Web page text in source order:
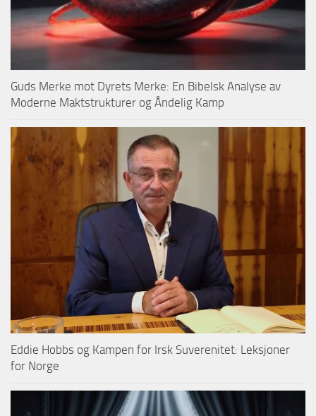
Guds Merke mot Dyrets Merke: En Bibelsk Analyse av
Moderne Maktstrukturer og Åndelig Kamp
Eddie Hobbs og Kampen for Irsk Suverenitet: Leksjoner
for Norge